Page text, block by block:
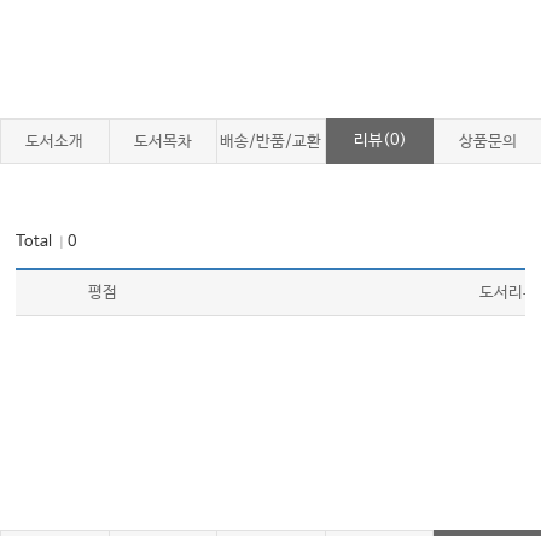
도서소개 도서목차 배송/반품/교환 리뷰(0) 상품문의
Total ｜0
평점 도서리뷰